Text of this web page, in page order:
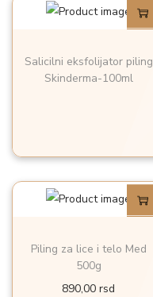
Salicilni eksfolijator piling
Skinderma-100ml
Piling za lice i telo Med
500g
890,00rsd